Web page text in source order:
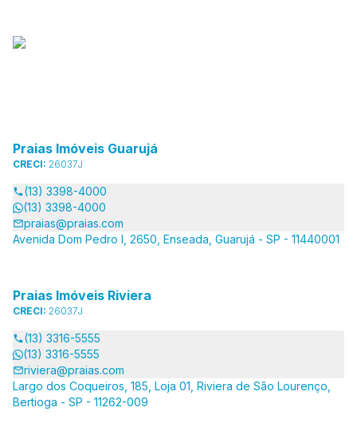
Praias Imóveis Guarujá
CRECI: 26037J
(13) 3398-4000
(13) 3398-4000
praias@praias.com
Avenida Dom Pedro I, 2650, Enseada, Guarujá - SP - 11440001
Praias Imóveis Riviera
CRECI: 26037J
(13) 3316-5555
(13) 3316-5555
riviera@praias.com
Largo dos Coqueiros, 185, Loja 01, Riviera de São Lourenço,
Bertioga - SP - 11262-009